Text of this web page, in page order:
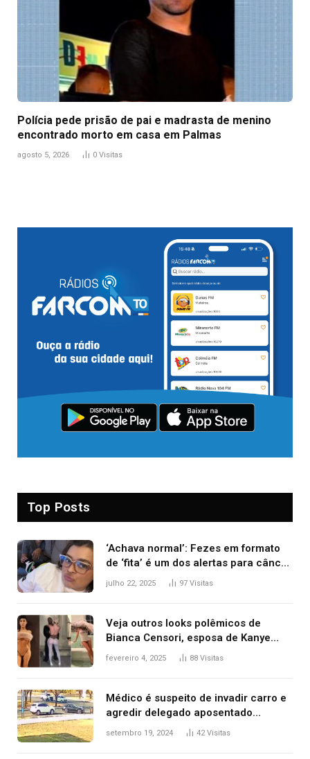
Polícia pede prisão de pai e madrasta de menino
encontrado morto em casa em Palmas
agosto 5, 2026 0 Visitas
Top Posts
‘Achava normal’: Fezes em formato
de ‘fita’ é um dos alertas para câncer
colorretal; relembre fala de Preta Gil
julho 22, 2025 97 Visitas
Veja outros looks polêmicos de
Bianca Censori, esposa de Kanye
West que apareceu nua no Grammy
fevereiro 4, 2025 88 Visitas
Médico é suspeito de invadir carro e
agredir delegado aposentado
durante confusão no trânsito
setembro 19, 2024 42Visitas